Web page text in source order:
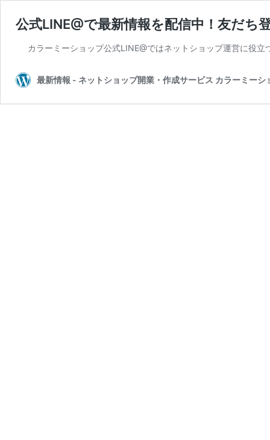
公式LINE@で最新情報を配信中！友だち
カラーミーショップ公式LINE@ではネットショップ運営に役
最新情報 - ネットショップ開業・作成サービス カラーミーシ